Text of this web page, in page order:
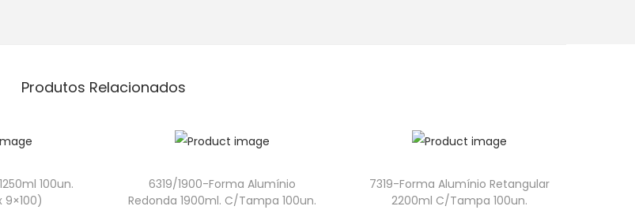
Produtos Relacionados
100un.
6319/1900-Forma Alumínio
Redonda 1900ml. C/Tampa 100un.
7319-Forma Alumínio Retangular
2200ml C/Tampa 100un.